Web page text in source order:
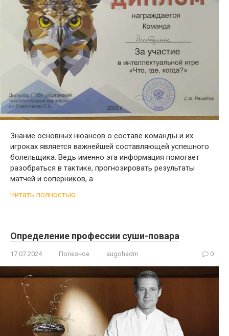
Знание основных нюансов о составе команды и их
игроках является важнейшей составляющей успешного
болельщика. Ведь именно эта информация помогает
разобраться в тактике, прогнозировать результаты
матчей и соперников, а
Читать полностью
Определение профессии суши-повара
17.07.2024 Полезное augohadm 0